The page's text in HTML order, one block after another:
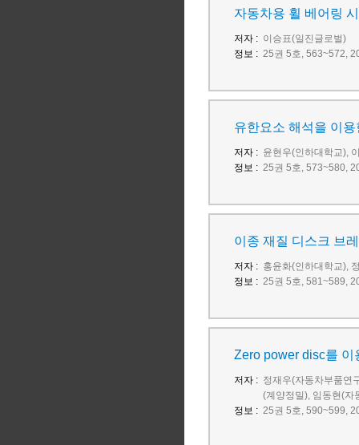
자동차용 휠 베어링
저자 : 이승표(일진글로벌)
정보 : 25권 5호, 563~572,
유한요소 해석을 이
저자 : 윤현우(인하대학교),
정보 : 25권 5호, 573~580,
이종 재질 디스크 브
저자 : 홍윤화(인하대학교),
정보 : 25권 5호, 581~589,
Zero power disc를 이
저자 : 정재우(자동차부품연
(계양정밀), 임동현(자
정보 : 25권 5호, 590~599,